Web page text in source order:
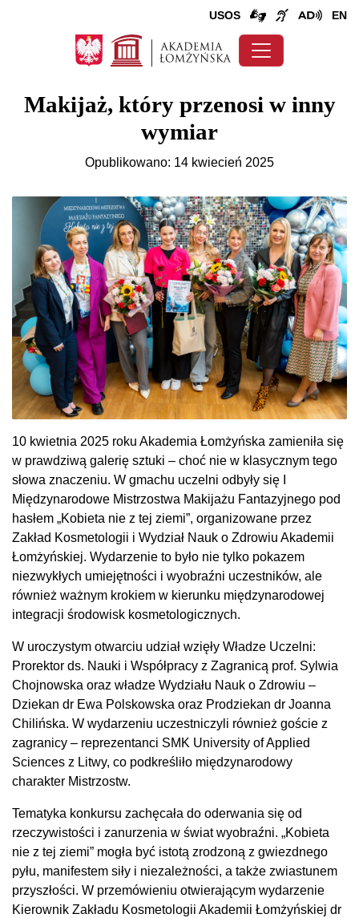
USOS EN
Makijaż, który przenosi w inny
wymiar
Opublikowano: 14 kwiecień 2025
10 kwietnia 2025 roku Akademia Łomżyńska zamieniła się
w prawdziwą galerię sztuki – choć nie w klasycznym tego
słowa znaczeniu. W gmachu uczelni odbyły się I
Międzynarodowe Mistrzostwa Makijażu Fantazyjnego pod
hasłem „Kobieta nie z tej ziemi”, organizowane przez
Zakład Kosmetologii i Wydział Nauk o Zdrowiu Akademii
Łomżyńskiej. Wydarzenie to było nie tylko pokazem
niezwykłych umiejętności i wyobraźni uczestników, ale
również ważnym krokiem w kierunku międzynarodowej
integracji środowisk kosmetologicznych.
W uroczystym otwarciu udział wzięły Władze Uczelni:
Prorektor ds. Nauki i Współpracy z Zagranicą prof. Sylwia
Chojnowska oraz władze Wydziału Nauk o Zdrowiu –
Dziekan dr Ewa Polskowska oraz Prodziekan dr Joanna
Chilińska. W wydarzeniu uczestniczyli również goście z
zagranicy – reprezentanci SMK University of Applied
Sciences z Litwy, co podkreśliło międzynarodowy
charakter Mistrzostw.
Tematyka konkursu zachęcała do oderwania się od
rzeczywistości i zanurzenia w świat wyobraźni. „Kobieta
nie z tej ziemi” mogła być istotą zrodzoną z gwiezdnego
pyłu, manifestem siły i niezależności, a także zwiastunem
przyszłości. W przemówieniu otwierającym wydarzenie
Kierownik Zakładu Kosmetologii Akademii Łomżyńskiej dr